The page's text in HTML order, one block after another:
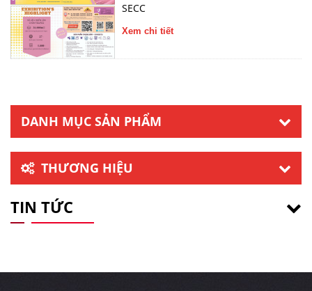
SECC
Xem chi tiết
DANH MỤC SẢN PHẨM
THƯƠNG HIỆU
TIN TỨC